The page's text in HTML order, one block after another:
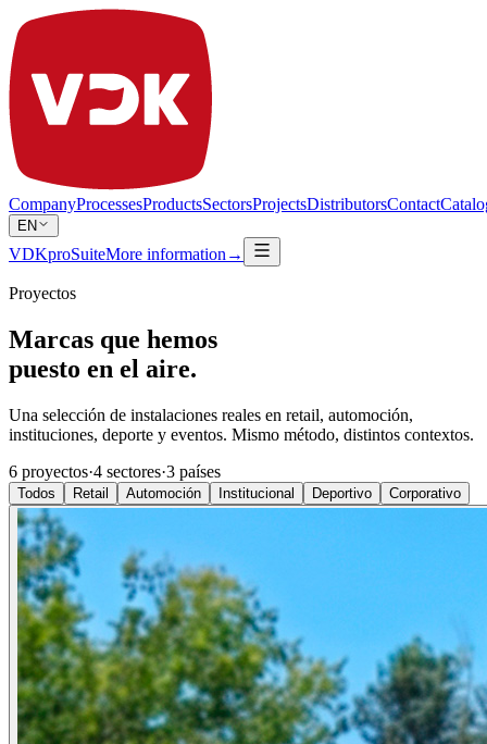
CompanyProcessesProductsSectorsProjectsDistributorsContact
EN
VDKproSuiteMore information →
Proyectos
Marcas que hemos
puesto en el aire.
Una selección de instalaciones reales en retail, automoción,
instituciones, deporte y eventos. Mismo método, distintos contextos.
6 proyectos·4 sectores·3 países
Todos Retail Automoción Institucional Deportivo Corporativo